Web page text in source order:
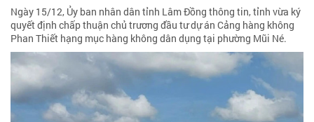
Ngày 15/12, Ủy ban nhân dân tỉnh Lâm Đồng thông tin, tỉnh vừa ký
quyết định chấp thuận chủ trương đầu tư dự án Cảng hàng không
Phan Thiết hạng mục hàng không dân dụng tại phường Mũi Né.